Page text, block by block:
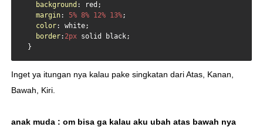
background : red;
margin: 5% 8% 12% 13%;
color: white;
border: 2px solid black;
  }
Inget ya itungan nya kalau pake singkatan dari Atas, Kanan,
Bawah, Kiri.
anak muda : om bisa ga kalau aku ubah atas bawah nya